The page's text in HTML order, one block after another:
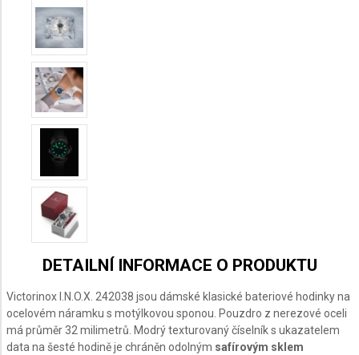
DETAILNÍ INFORMACE O PRODUKTU
Victorinox I.N.O.X. 242038 jsou dámské klasické bateriové hodinky na
ocelovém náramku s motýlkovou sponou. Pouzdro z nerezové oceli
má průměr 32 milimetrů. Modrý texturovaný číselník s ukazatelem
data na šesté hodině je chráněn odolným safírovým sklem